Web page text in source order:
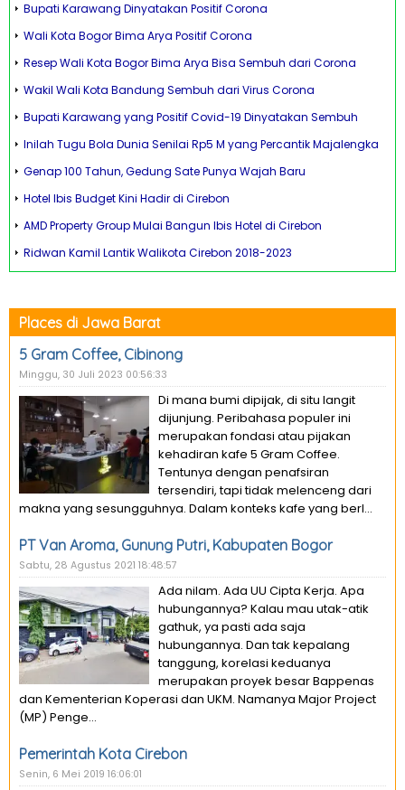
Bupati Karawang Dinyatakan Positif Corona
Wali Kota Bogor Bima Arya Positif Corona
Resep Wali Kota Bogor Bima Arya Bisa Sembuh dari Corona
Wakil Wali Kota Bandung Sembuh dari Virus Corona
Bupati Karawang yang Positif Covid-19 Dinyatakan Sembuh
Inilah Tugu Bola Dunia Senilai Rp5 M yang Percantik Majalengka
Genap 100 Tahun, Gedung Sate Punya Wajah Baru
Hotel Ibis Budget Kini Hadir di Cirebon
AMD Property Group Mulai Bangun Ibis Hotel di Cirebon
Ridwan Kamil Lantik Walikota Cirebon 2018-2023
Places di Jawa Barat
5 Gram Coffee, Cibinong
Minggu, 30 Juli 2023 00:56:33
Di mana bumi dipijak, di situ langit
dijunjung. Peribahasa populer ini
merupakan fondasi atau pijakan
kehadiran kafe 5 Gram Coffee.
Tentunya dengan penafsiran
tersendiri, tapi tidak melenceng dari
makna yang sesungguhnya. Dalam konteks kafe yang berl...
PT Van Aroma, Gunung Putri, Kabupaten Bogor
Sabtu, 28 Agustus 2021 18:48:57
Ada nilam. Ada UU Cipta Kerja. Apa
hubungannya? Kalau mau utak-atik
gathuk, ya pasti ada saja
hubungannya. Dan tak kepalang
tanggung, korelasi keduanya
merupakan proyek besar Bappenas
dan Kementerian Koperasi dan UKM. Namanya Major Project
(MP) Penge...
Pemerintah Kota Cirebon
Senin, 6 Mei 2019 16:06:01